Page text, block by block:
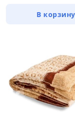
В корзину